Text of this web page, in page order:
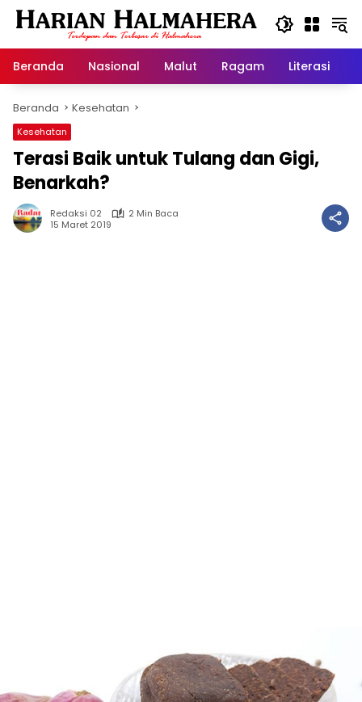
Langsung
Beranda
Nasional Malut Ragam Literasi
Beranda Kesehatan
Kesehatan
Terasi Baik untuk Tulang dan Gigi,
Benarkah?
Redaksi 02
2 Min Baca
15 Maret 2019